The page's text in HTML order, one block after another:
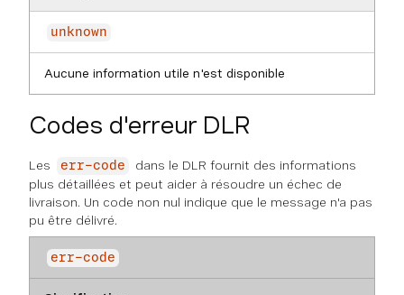
unknown
Aucune information utile n'est disponible
Codes d'erreur DLR
Les err-code
dans le DLR fournit des informations
plus détaillées et peut aider à résoudre un échec de
livraison. Un code non nul indique que le message n'a pas
pu être délivré.
err-code